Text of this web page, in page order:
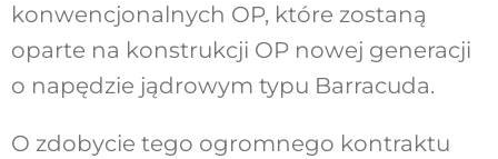
konwencjonalnych OP, które zostaną
oparte na konstrukcji OP nowej generacji
o napędzie jądrowym typu Barracuda.
O zdobycie tego ogromnego kontraktu